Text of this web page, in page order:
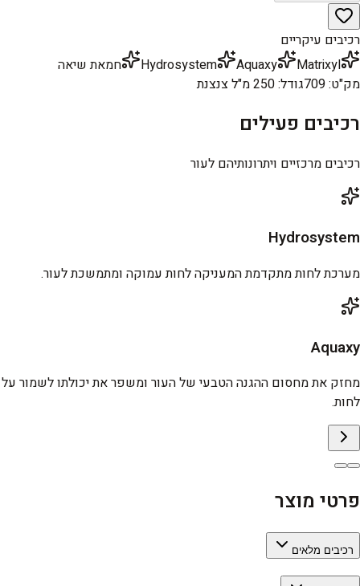
רכיבים עיקריים
Hydrosystem
Aquaxy Matrixyl
חמאת שיאה
מק"ט:
709גודל:250 מ"ל צנצנת
רכיבים פעילים
רכיבים מרכזיים ויתרונותיהם לעור
Hydrosystem
מערכת לחות מתקדמת המעניקה לחות עמוקה ומתמשכת לעור.
Aquaxy
מחזק את מחסום ההגנה הטבעי של העור ומשפר את יכולתו לשמור על
לחות.
פרטי מוצר
רכיבים מלאים